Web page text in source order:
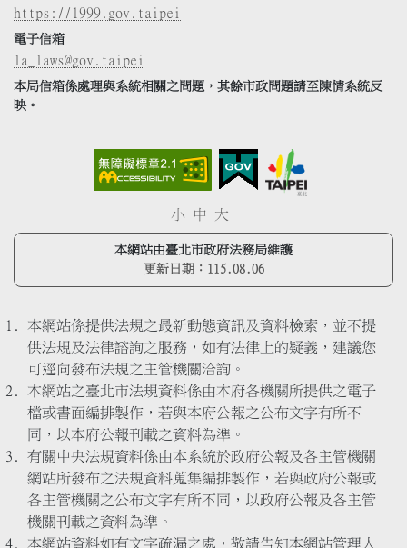
https://1999.gov.taipei
電子信箱
la_laws@gov.taipei
本局信箱係處理與系統相關之問題，其餘市政問題請至陳情系統反
映。
小 中 大
本網站由臺北市政府法務局維護
更新日期： 115.08.06
本網站係提供法規之最新動態資訊及資料檢索，並不提
供法規及法律諮詢之服務，如有法律上的疑義，建議您
可逕向發布法規之主管機關洽詢。
本網站之臺北市法規資料係由本府各機關所提供之電子
檔或書面編排製作，若與本府公報之公布文字有所不
同，以本府公報刊載之資料為準。
有關中央法規資料係由本系統於政府公報及各主管機關
網站所發布之法規資料蒐集編排製作，若與政府公報或
各主管機關之公布文字有所不同，以政府公報及各主管
機關刊載之資料為準。
本網站資料如有文字疏漏之處，敬請告知本網站管理人